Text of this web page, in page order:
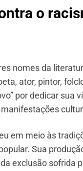
o
nomes da
ator, pintor,
por dedicar sua
em meio às
Sua
exclusão sofrida